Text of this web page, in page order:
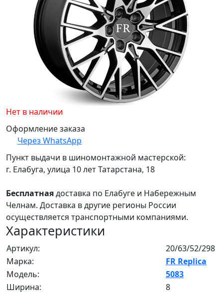
Нет в наличии
Оформление заказа
Через WhatsApp
Пункт выдачи в шиномонтажной мастерской:
г. Елабуга, улица 10 лет Татарстана, 18
Бесплатнаядоставка по Елабуге и Набережным
Челнам. Доставка в другие регионы России
осуществляется транспортными компаниями.
Характеристики
Артикул:
20/63/52/298
Марка:
FR Replica
Модель:
5083
Ширина:
8